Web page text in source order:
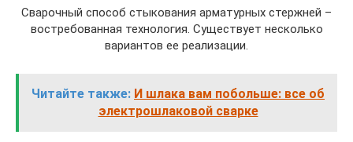
Сварочный способ стыкования арматурных стержней –
востребованная технология. Существует несколько
вариантов ее реализации.
Читайте также: И шлака вам побольше: все об
электрошлаковой сварке